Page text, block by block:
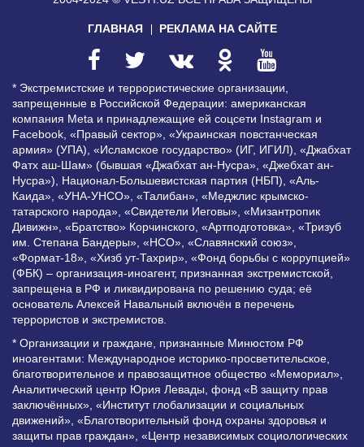
ГЛАВНАЯ РЕКЛАМА НА САЙТЕ
* Экстремистские и террористические организации,
запрещенные в Российской Федерации: американская
компания Meta и принадлежащие ей соцсети Instagram и
Facebook, «Правый сектор», «Украинская повстанческая
армия» (УПА), «Исламское государство» (ИГ, ИГИЛ), «Джабхат
Фатх аш-Шам» (бывшая «Джабхат ан-Нусра», «Джебхат ан-
Нусра»), Национал-Большевистская партия (НБП), «Аль-
Каида», «УНА-УНСО», «Талибан», «Меджлис крымско-
татарского народа», «Свидетели Иеговы», «Мизантропик
Дивижн», «Братство» Корчинского, «Артподготовка», «Тризуб
им. Степана Бандеры», «НСО», «Славянский союз»,
«Формат-18», «Хизб ут-Тахрир», «Фонд борьбы с коррупцией»
(ФБК) – организация-иноагент, признанная экстремистской,
запрещена в РФ и ликвидирована по решению суда; её
основатель Алексей Навальный включён в перечень
террористов и экстремистов.
* Организации и граждане, признанные Минюстом РФ
иноагентами: Международное историко-просветительское,
благотворительное и правозащитное общество «Мемориал»,
Аналитический центр Юрия Левады, фонд «В защиту прав
заключённых», «Институт глобализации и социальных
движений», «Благотворительный фонд охраны здоровья и
защиты прав граждан», «Центр независимых социологических